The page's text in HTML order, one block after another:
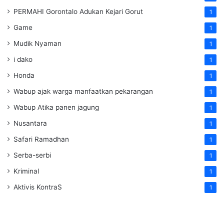
PERMAHI Gorontalo Adukan Kejari Gorut 1
Game 1
Mudik Nyaman 1
i dako 1
Honda 1
Wabup ajak warga manfaatkan pekarangan 1
Wabup Atika panen jagung 1
Nusantara 1
Safari Ramadhan 1
Serba-serbi 1
Kriminal 1
Aktivis KontraS 1